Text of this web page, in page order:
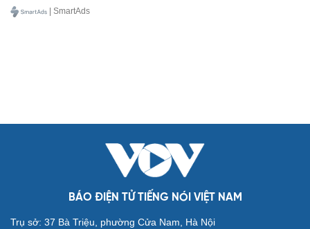
| SmartAds
BÁO ĐIỆN TỬ TIẾNG NÓI VIỆT NAM
Trụ sở: 37 Bà Triệu, phường Cửa Nam, Hà Nội